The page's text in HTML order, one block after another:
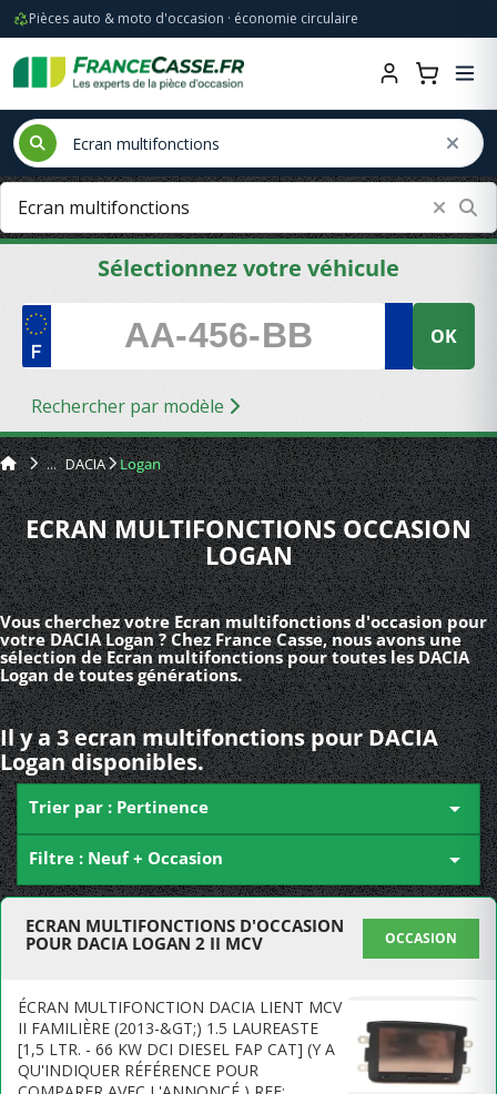
Pièces auto & moto d'occasion · économie circulaire
Sélectionnez votre véhicule
OK
Rechercher par modèle
DACIA Logan
ECRAN MULTIFONCTIONS OCCASION
LOGAN
Vous cherchez votre Ecran multifonctions d'occasion pour
votre DACIA Logan ? Chez France Casse, nous avons une
sélection de Ecran multifonctions pour toutes les DACIA
Logan de toutes générations.
Il y a 3 ecran multifonctions pour DACIA
Logan disponibles.
Trier par : Pertinence 
Filtre : Neuf + Occasion 
ECRAN MULTIFONCTIONS D'OCCASION
POUR DACIA LOGAN 2 II MCV
OCCASION
ÉCRAN MULTIFONCTION DACIA LIENT MCV
II FAMILIÈRE (2013-&GT;) 1.5 LAUREASTE
[1,5 LTR. - 66 KW DCI DIESEL FAP CAT] (Y A
QU'INDIQUER RÉFÉRENCE POUR